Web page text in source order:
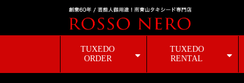
TUXEDO
ORDER
TUXEDO
RENTAL